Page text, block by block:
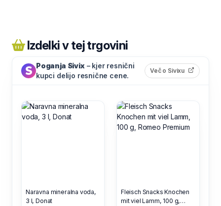
Izdelki v tej trgovini
Poganja Sivix – kjer resnični
kupci delijo resnične cene.
Več o Sivixu (odpre
Naravna mineralna voda,
3 l, Donat
Fleisch Snacks Knochen
mit viel Lamm, 100 g,